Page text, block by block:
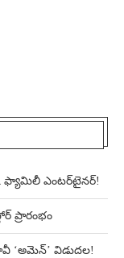
ఫ్యామిలీ ఎంటర్‌టైనర్!
ప్రారంభం
‘అమెన్’ విడుదల!